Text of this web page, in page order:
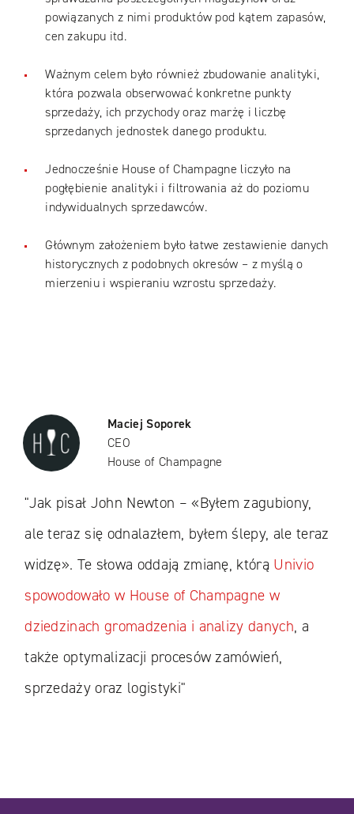
powiązanych z nimi produktów pod kątem zapasów,
cen zakupu itd.
Ważnym celem było również zbudowanie analityki,
która pozwala obserwować konkretne punkty
sprzedaży, ich przychody oraz marżę i liczbę
sprzedanych jednostek danego produktu.
Jednocześnie House of Champagne liczyło na
pogłębienie analityki i filtrowania aż do poziomu
indywidualnych sprzedawców.
Głównym założeniem było łatwe zestawienie danych
historycznych z podobnych okresów – z myślą o
mierzeniu i wspieraniu wzrostu sprzedaży.
Maciej Soporek
CEO
House of Champagne
"Jak pisał John Newton – «Byłem zagubiony,
ale teraz się odnalazłem, byłem ślepy, ale teraz
widzę». Te słowa oddają zmianę, którą Univio
spowodowało w House of Champagne w
dziedzinach gromadzenia i analizy danych, a
także optymalizacji procesów zamówień,
sprzedaży oraz logistyki"